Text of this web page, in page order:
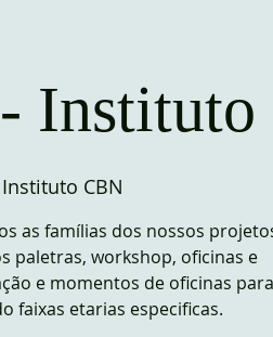
Instituto CBN
as famílias dos nossos
paletras, workshop, oficinas e
e momentos de oficinas
faixas etarias especificas.